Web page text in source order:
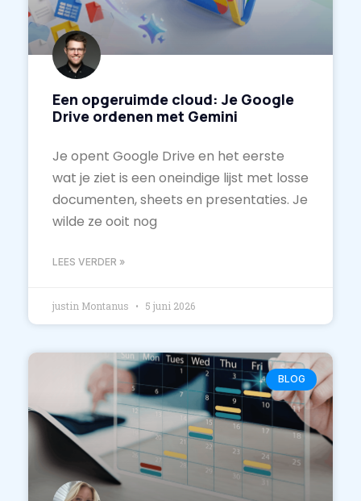
Een opgeruimde cloud: Je Google
Drive ordenen met Gemini
Je opent Google Drive en het eerste
wat je ziet is een oneindige lijst met losse
documenten, sheets en presentaties. Je
wilde ze ooit nog
LEES VERDER »
justin Montanus 5 juni 2026
BLOG